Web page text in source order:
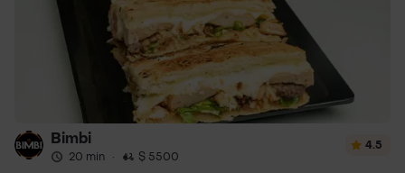
Bimbi
20 min · $ 5500
4.5